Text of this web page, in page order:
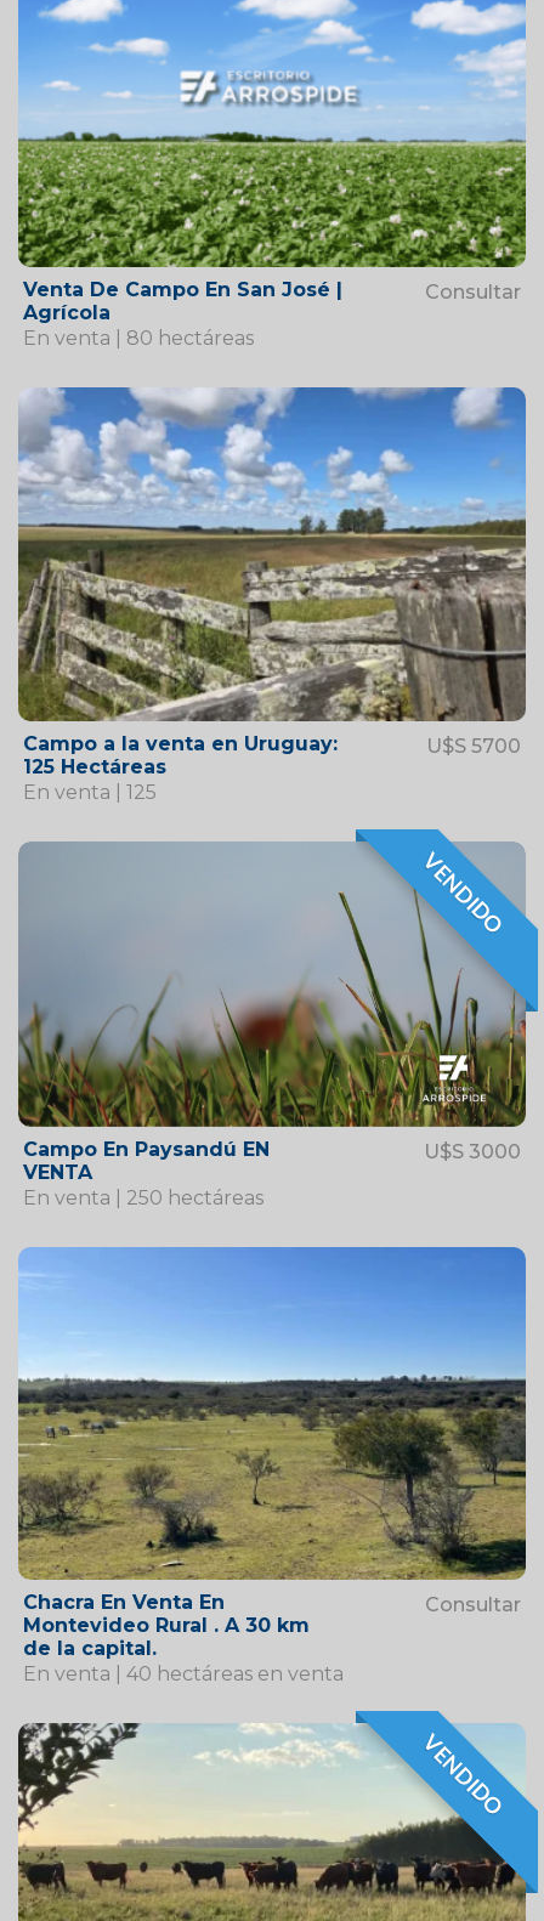
Venta De Campo En San José |
Agrícola
Consultar
En venta | 80 hectáreas
Campo a la venta en Uruguay:
125 Hectáreas
U$S 5700
En venta | 125
VENDIDO
VENDIDO
Campo En Paysandú EN
VENTA
U$S 3000
En venta | 250 hectáreas
Chacra En Venta En
Montevideo Rural . A 30 km
de la capital.
Consultar
En venta | 40 hectáreas en venta
VENDIDO
VENDIDO